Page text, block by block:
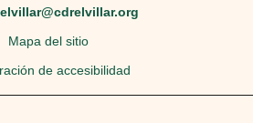
Mapa del sitio
de accesibilidad